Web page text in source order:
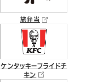
旅弁当
ケンタッキーフライドチ
キン